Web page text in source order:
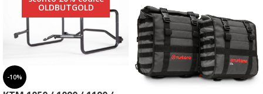
OLDBUTGOLD
-10%